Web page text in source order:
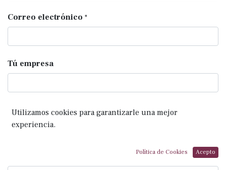
Correo electrónico *
Tú empresa
Subject *
Utilizamos cookies para garantizarle una mejor
experiencia.
Política de Cookies Acepto